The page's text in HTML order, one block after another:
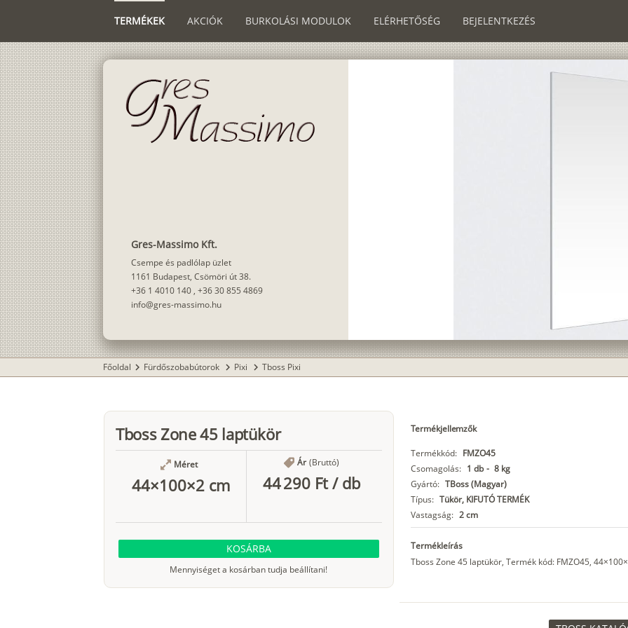
TERMÉKEK AKCIÓK BURKOLÁSI MODULOK ELÉRHETŐSÉG BEJELENTKEZÉS
Gres-Massimo Kft.
Csempe és padlólap üzlet
1161 Budapest, Csömöri út 38.
+36 1 4010 140 , +36 30 855 4869
info@gres-massimo.hu
Főoldal chevron_right Fürdőszobabútorok chevron_right Pixi chevron_right Tboss Pixi
Tboss Zone 45 laptükör
Méret
44×100×2 cm
Ár (Bruttó)
44 290 Ft/ db
KOSÁRBA
Mennyiséget a kosárban tudja beállítani!
Termékjellemzők
Termékkód: FMZO45
Csomagolás: 1 db - 8 kg
Gyártó: TBoss (Magyar)
Típus: Tükör, KIFUTÓ TERMÉK
Vastagság: 2 cm
Termékleírás
Tboss Zone 45 laptükör, Termék kód: FMZO45,